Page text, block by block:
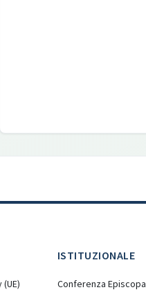
ISTITUZIONALE
Conferenza